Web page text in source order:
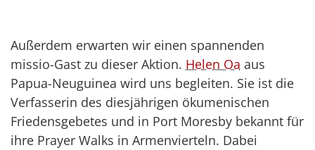
Außerdem erwarten wir einen spannenden
missio-Gast zu dieser Aktion. Helen Oa aus
Papua-Neuguinea wird uns begleiten. Sie ist die
Verfasserin des diesjährigen ökumenischen
Friedensgebetes und in Port Moresby bekannt für
ihre Prayer Walks in Armenvierteln. Dabei